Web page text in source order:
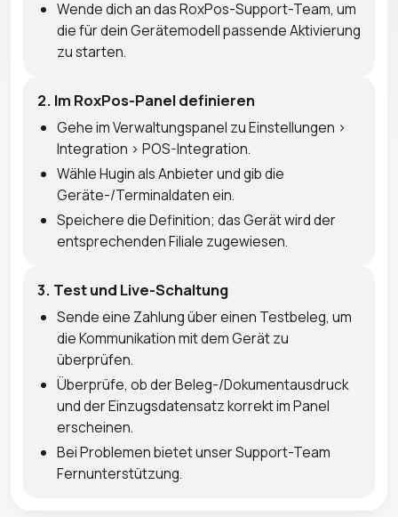
Wende dich an das RoxPos-Support-Team, um
die für dein Gerätemodell passende Aktivierung
zu starten.
2. Im RoxPos-Panel definieren
Gehe im Verwaltungspanel zu Einstellungen >
Integration > POS-Integration.
Wähle Hugin als Anbieter und gib die
Geräte-/Terminaldaten ein.
Speichere die Definition; das Gerät wird der
entsprechenden Filiale zugewiesen.
3. Test und Live-Schaltung
Sende eine Zahlung über einen Testbeleg, um
die Kommunikation mit dem Gerät zu
überprüfen.
Überprüfe, ob der Beleg-/Dokumentausdruck
und der Einzugsdatensatz korrekt im Panel
erscheinen.
Bei Problemen bietet unser Support-Team
Fernunterstützung.